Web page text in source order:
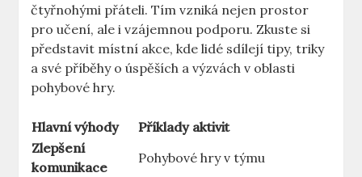
čtyřnohými přáteli. Tím vzniká nejen prostor
pro učení, ale i vzájemnou podporu. Zkuste si
představit místní akce, kde lidé sdílejí tipy, triky
a své příběhy o úspěších a výzvách v oblasti
pohybové hry.
Hlavní výhody
Příklady aktivit
Zlepšení
komunikace
Pohybové hry v týmu